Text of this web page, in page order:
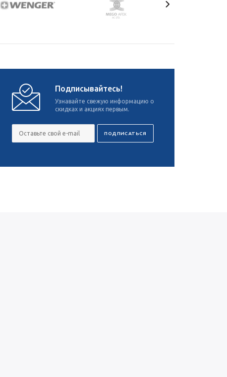
Подписывайтесь!
Узнавайте свежую информацию о
скидках и акциях первым.